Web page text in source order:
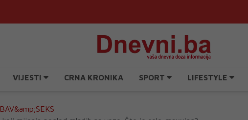
VIJESTI CRNA KRONIKA SPORT LIFESTYLE